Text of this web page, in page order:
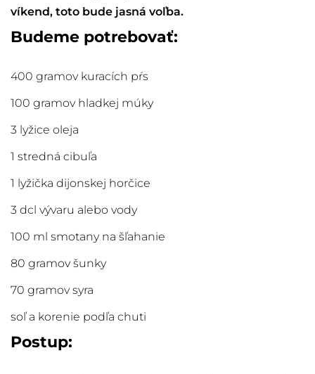
víkend, toto bude jasná voľba.
Budeme potrebovať:
400 gramov kuracích pŕs
100 gramov hladkej múky
3 lyžice oleja
1 stredná cibuľa
1 lyžička dijonskej horčice
3 dcl vývaru alebo vody
100 ml smotany na šľahanie
80 gramov šunky
70 gramov syra
soľ a korenie podľa chuti
Postup: